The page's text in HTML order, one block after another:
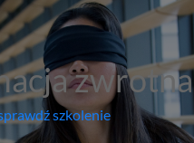
zwrotna
szkolenie